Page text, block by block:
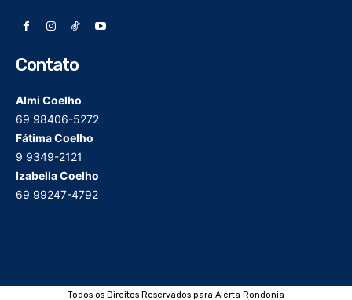
Contato
Almi Coelho
69 98406-5272
Fátima Coelho
9 9349-2121
Izabella Coelho
69 99247-4792
Todos os Direitos Reservados para Alerta Rondonia